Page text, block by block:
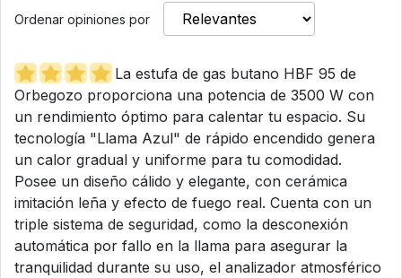
Ordenar opiniones por
La estufa de gas butano HBF 95 de
Orbegozo proporciona una potencia de 3500 W con
un rendimiento óptimo para calentar tu espacio. Su
tecnología "Llama Azul" de rápido encendido genera
un calor gradual y uniforme para tu comodidad.
Posee un diseño cálido y elegante, con cerámica
imitación leña y efecto de fuego real. Cuenta con un
triple sistema de seguridad, como la desconexión
automática por fallo en la llama para asegurar la
tranquilidad durante su uso, el analizador atmosférico